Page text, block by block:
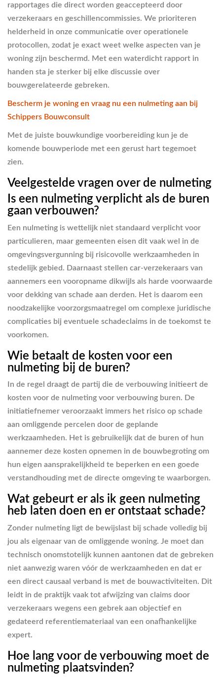
rapportages die direct worden geaccepteerd door
verzekeraars en geschillencommissies. We prioriteren
helderheid in onze communicatie over operationele
protocollen, zodat je exact weet welke aspecten van je
woning zijn beschermd. Met een waterdicht rapport in
handen sta je sterker bij elke discussie over
bouwgerelateerde gebreken.
Bescherm je woning en vraag nu een nulmeting aan bij
Schippers Bouwconsult
Met de juiste bouwkundige voorbereiding kun je de
komende bouwperiode met een gerust hart tegemoet
zien.
Veelgestelde vragen over de nulmeting
Is een nulmeting verplicht als de buren
gaan verbouwen?
Een nulmeting is wettelijk niet standaard verplicht voor
particulieren, maar gemeenten eisen dit vaak wel in de
omgevingsvergunning bij risicovolle werkzaamheden in
stedelijk gebied. Daarnaast stellen car-verzekeraars van
aannemers een vooropname dikwijls als harde voorwaarde
voor dekking van schade aan derden. Het is daarom een
noodzakelijke voorzorgsmaatregel om complexe juridische
complicaties bij eventuele schadeclaims in de toekomst te
voorkomen.
Wie betaalt de kosten voor een
nulmeting bij de buren?
In de regel draagt de partij die de verbouwing initieert de
kosten voor de nulmeting voor verbouwing buren. De
initiatiefnemer veroorzaakt immers het risico op schade
aan omliggende percelen door de geplande
werkzaamheden. Het is gebruikelijk dat de buren of hun
aannemer deze kosten opnemen in de bouwbegroting om
hun eigen aansprakelijkheid te beperken en een goede
verstandhouding met de directe omgeving te waarborgen.
Wat gebeurt er als ik geen nulmeting
heb laten doen en er ontstaat schade?
Zonder nulmeting ligt de bewijslast bij schade volledig bij
jou als eigenaar van de omliggende woning. Je moet dan
technisch onomstotelijk kunnen aantonen dat de gebreken
niet aanwezig waren vóór de werkzaamheden en dat er
een direct causaal verband is met de bouwactiviteiten. Dit
leidt in de praktijk vaak tot afwijzing van claims door
verzekeraars wegens een gebrek aan objectief en
gedateerd referentiemateriaal van een onafhankelijke
expert.
Hoe lang voor de verbouwing moet de
nulmeting plaatsvinden?